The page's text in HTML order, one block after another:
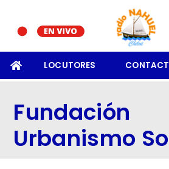
LOCUTORES
Fundación
Urbanismo